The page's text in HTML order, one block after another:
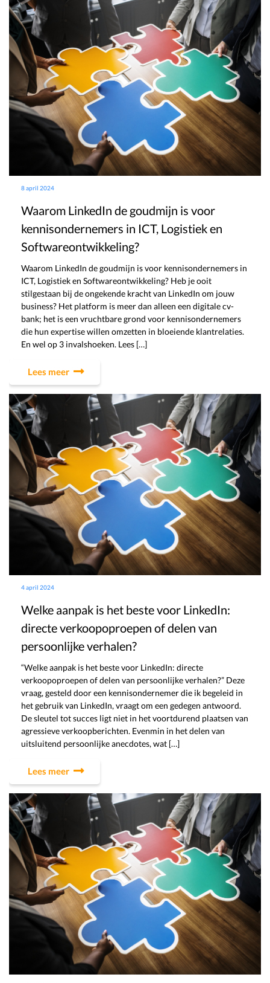
8 april 2024
Waarom LinkedIn de goudmijn is voor
kennisondernemers in ICT, Logistiek en
Softwareontwikkeling?
Waarom LinkedIn de goudmijn is voor kennisondernemers in
ICT, Logistiek en Softwareontwikkeling? Heb je ooit
stilgestaan bij de ongekende kracht van LinkedIn om jouw
business? Het platform is meer dan alleen een digitale cv-
bank; het is een vruchtbare grond voor kennisondernemers
die hun expertise willen omzetten in bloeiende klantrelaties.
En wel op 3 invalshoeken. Lees […]
Lees meer
4 april 2024
Welke aanpak is het beste voor LinkedIn:
directe verkoopoproepen of delen van
persoonlijke verhalen?
“Welke aanpak is het beste voor LinkedIn: directe
verkoopoproepen of delen van persoonlijke verhalen?” Deze
vraag, gesteld door een kennisondernemer die ik begeleid in
het gebruik van LinkedIn, vraagt om een gedegen antwoord.
De sleutel tot succes ligt niet in het voortdurend plaatsen van
agressieve verkoopberichten. Evenmin in het delen van
uitsluitend persoonlijke anecdotes, wat […]
Lees meer